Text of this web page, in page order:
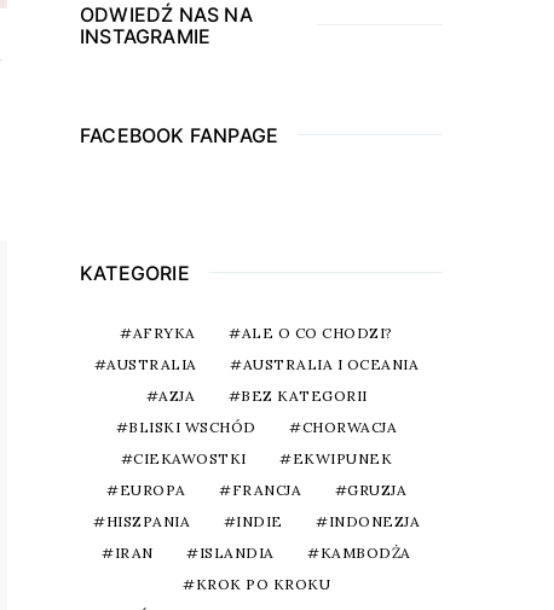
ODWIEDŹ NAS NA
INSTAGRAMIE
FACEBOOK FANPAGE
KATEGORIE
AFRYKA
ALE O CO CHODZI?
AUSTRALIA
AUSTRALIA I OCEANIA
AZJA
BEZ KATEGORII
BLISKI WSCHÓD
CHORWACJA
CIEKAWOSTKI
EKWIPUNEK
EUROPA
FRANCJA
GRUZJA
HISZPANIA
INDIE
INDONEZJA
IRAN
ISLANDIA
KAMBODŻA
KROK PO KROKU